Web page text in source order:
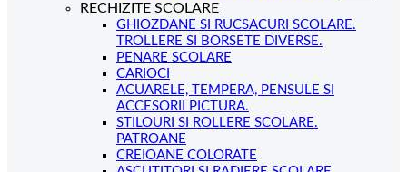
RECHIZITE SCOLARE
GHIOZDANE SI RUCSACURI SCOLARE.
TROLLERE SI BORSETE DIVERSE.
PENARE SCOLARE
CARIOCI
ACUARELE, TEMPERA, PENSULE SI
ACCESORII PICTURA.
STILOURI SI ROLLERE SCOLARE.
PATROANE
CREIOANE COLORATE